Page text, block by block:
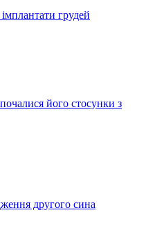
грудей
його стосунки з
другого сина